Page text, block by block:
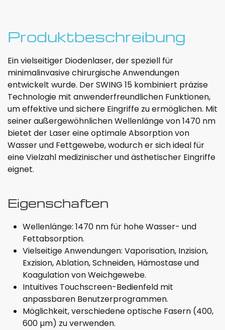
Produktbeschreibung
Ein vielseitiger Diodenlaser, der speziell für
minimalinvasive chirurgische Anwendungen
entwickelt wurde. Der SWING 15 kombiniert präzise
Technologie mit anwenderfreundlichen Funktionen,
um effektive und sichere Eingriffe zu ermöglichen. Mit
seiner außergewöhnlichen Wellenlänge von 1470 nm
bietet der Laser eine optimale Absorption von
Wasser und Fettgewebe, wodurch er sich ideal für
eine Vielzahl medizinischer und ästhetischer Eingriffe
eignet.
Eigenschaften
Wellenlänge: 1470 nm für hohe Wasser- und
Fettabsorption.
Vielseitige Anwendungen: Vaporisation, Inzision,
Exzision, Ablation, Schneiden, Hämostase und
Koagulation von Weichgewebe.
Intuitives Touchscreen-Bedienfeld mit
anpassbaren Benutzerprogrammen.
Möglichkeit, verschiedene optische Fasern (400,
600 µm) zu verwenden.